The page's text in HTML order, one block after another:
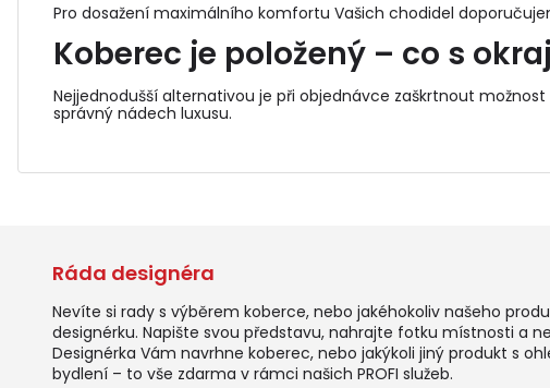
Pro dosažení maximálního komfortu Vašich chodidel
Koberec je položený – co s
Nejjednodušší alternativou je při objednávce zaškrtnout možnost
správný nádech luxusu.
Ráda designéra
Nevíte si rady s výběrem koberce, nebo jakéhokoliv našeho
designérku. Napište svou představu, nahrajte fotku místnosti a
Designérka Vám navrhne koberec, nebo jakýkoli jiný produkt s
bydlení – to vše zdarma v rámci našich PROFI služeb.